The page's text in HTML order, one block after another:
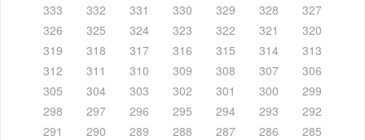
333
332 331 330 329 328
327
326
325 324 323 322 321
320
319
318 317 316 315 314
313
312
311 310 309 308 307
306
305
304 303 302 301 300
299
298
297 296 295 294 293
292
291
290 289 288 287 286
285